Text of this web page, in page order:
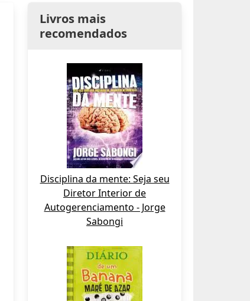
Livros mais
recomendados
Disciplina da mente: Seja seu
Diretor Interior de
Autogerenciamento - Jorge
Sabongi